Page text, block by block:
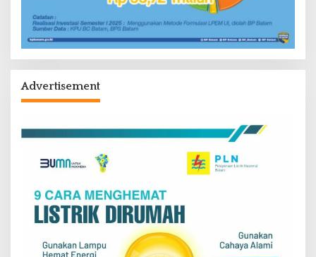
Advertisement